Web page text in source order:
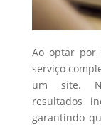
Ao optar por
serviço
um site.
resultados
garantindo